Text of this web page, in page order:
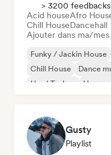
> 3200
Acid houseAfro
Chill HouseDancehall
Ajouter dans ma/mes
Funky / Jackin House
Chill House
Dance
Hard Techno
House
Gusty
Playlist